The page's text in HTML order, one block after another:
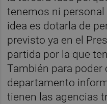
tenemos ni personal
idea es dotarla de
previsto ya en el
partida por la que
También para poder
departamento
tienen las agencias